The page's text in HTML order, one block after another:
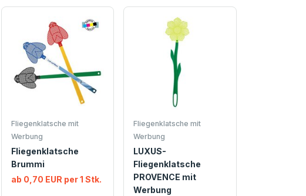
Fliegenklatsche mit
Werbung
Fliegenklatsche
Brummi
ab 0,70 EUR per 1 Stk.
Fliegenklatsche mit
Werbung
LUXUS-
Fliegenklatsche
PROVENCE mit
Werbung